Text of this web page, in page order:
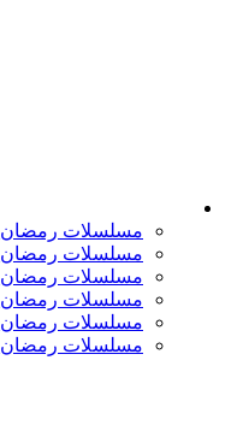
مسلسلات رمضان 2026
مسلسلات رمضان 2025
مسلسلات رمضان 2024
مسلسلات رمضان 2023
مسلسلات رمضان 2022
مسلسلات رمضان 2021